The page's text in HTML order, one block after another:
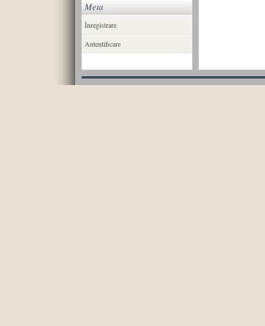
Meta
Înregistrare
Autentificare